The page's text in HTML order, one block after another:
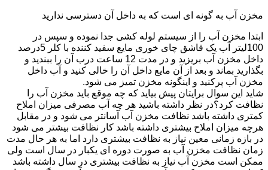
مخزن آب به گونه ای است که به داخل آن دسترسی ندارید
ابتدا مخزن آب را از سیستم لوله کشی جدا نموده و سپس در
100لیتر آب یک قاشق چای خوری مایع سفید کننده با کلر 5درصد
داخل مخزن آب بریزید و در مدت 12 ساعت درب آن را ببندید و
بگذارید بماند و بعد از آن مایع داخل آن را خالی کنید و آب داخل
مخزن آب پرکنید و اینگونه مخزن تمیز می شود.
شاید این سوال برایتان پیش بیاید که چه موقع باید مخزن آب را
نظافت کرد؟در نظر داشته باشید هر چه آب مصرفی میزان املاح
کمتری داشته باشد نظافت مخزن آب آسانتر می شود و در مقابل
هرچه میزان املاح بیشتری داشته باشد کار نظافت بیشتر می شود
در بازه زمانی معین نیاز به نظافت بیشتری دارد اما به هر حال مدت
زمان نظافت مخزن آب به صورت دوره ای یکبار در سال است ولی
ممکن است مخزن آب نیاز به نظافت بیشتری در سال داشته باشد